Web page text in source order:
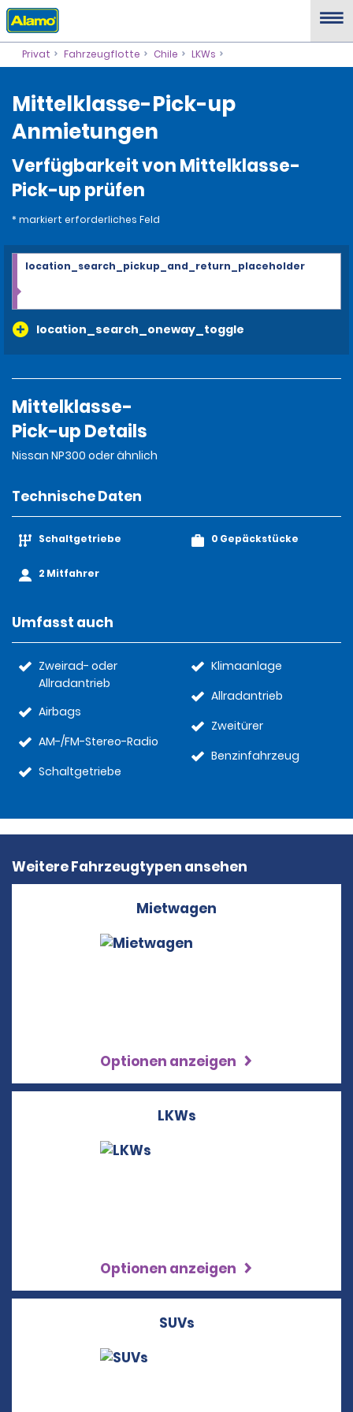
Privat Fahrzeugflotte Chile LKWs
Mittelklasse-Pick-up
Anmietungen
Verfügbarkeit von Mittelklasse-
Pick-up prüfen
* markiert erforderliches Feld
location_search_oneway_toggle
location_search_pickup_and_return_placeholder
Mittelklasse-
Pick-up Details
Nissan NP300 oder ähnlich
Technische Daten
Schaltgetriebe
2 Mitfahrer
0 Gepäckstücke
Umfasst auch
Zweirad- oder
Allradantrieb
Airbags
AM-/FM-Stereo-Radio
Schaltgetriebe
Klimaanlage
Allradantrieb
Zweitürer
Benzinfahrzeug
Weitere Fahrzeugtypen ansehen
Mietwagen
Optionen anzeigen
LKWs
Optionen anzeigen
SUVs